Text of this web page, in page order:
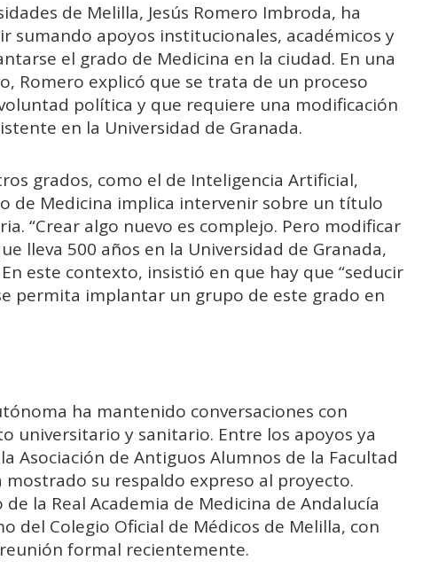
de Melilla, Jesús Romero Imbroda, ha
sumando apoyos institucionales, académicos y
el grado de Medicina en la ciudad. En una
Romero explicó que se trata de un proceso
política y que requiere una modificación
en la Universidad de Granada.
grados, como el de Inteligencia Artificial,
de Medicina implica intervenir sobre un título
“Crear algo nuevo es complejo. Pero modificar
lleva 500 años en la Universidad de Granada,
este contexto, insistió en que hay que “seducir
permita implantar un grupo de este grado en
ha mantenido conversaciones con
universitario y sanitario. Entre los apoyos ya
Asociación de Antiguos Alumnos de la Facultad
mostrado su respaldo expreso al proyecto.
la Real Academia de Medicina de Andalucía
del Colegio Oficial de Médicos de Melilla, con
formal recientemente.